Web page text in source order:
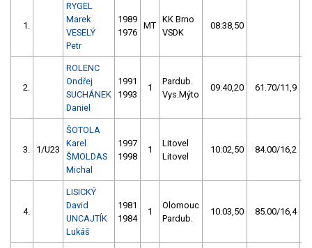
1.
RYGEL
Marek
VESELÝ
Petr
1989
1976
MT
KK Brno
VSDK
08:38,50
2.
ROLENC
Ondřej
SUCHÁNEK
Daniel
1991
1993
1
Pardub.
Vys.Mýto
09:40,20 61.70/11,9
3. 1/U23
ŠOTOLA
Karel
ŠMOLDAS
Michal
1997
1998
1
Litovel
Litovel
10:02,50 84.00/16,2
4.
LISICKÝ
David
UNCAJTÍK
Lukáš
1981
1984
1
Olomouc
Pardub.
10:03,50 85.00/16,4